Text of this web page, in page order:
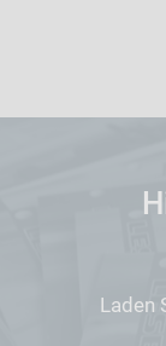
Laden